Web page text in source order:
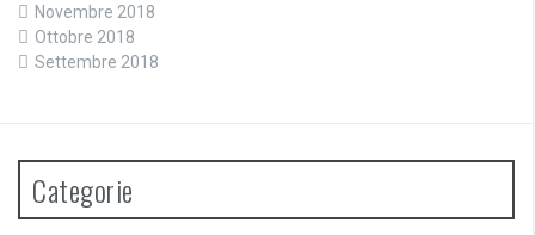
Novembre 2018
Ottobre 2018
Settembre 2018
Categorie